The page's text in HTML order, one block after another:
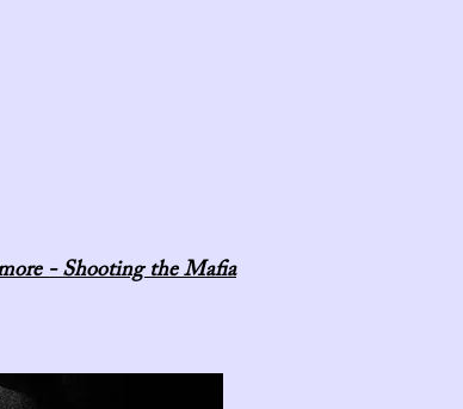
- Shooting the Mafia